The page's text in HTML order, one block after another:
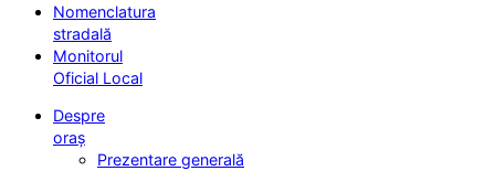
Nomenclatura
stradală
Monitorul
Oficial Local
Despre
oraș
Prezentare generală